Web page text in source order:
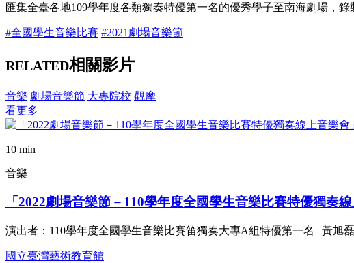
匯集全臺各地109學年度各類獨奏特優第一名的優秀學子至南海劇場，
#全國學生音樂比賽 #2021劇場音樂節
RELATED相關影片
音樂 劇場音樂節 大專院校 觀摩
看更多
10 min
音樂
「2022劇場音樂節－110學年度全國學生音樂比賽特優獨奏
演出者：110學年度全國學生音樂比賽笛獨奏大專A組特優第一名 | 黃
國立臺灣藝術教育館